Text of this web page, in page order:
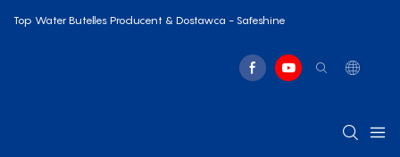
Top Water Butelles Producent & Dostawca - Safeshine